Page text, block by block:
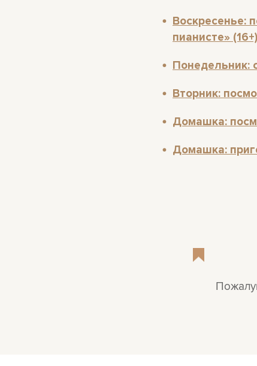
Воскресенье:
пианисте» (16+)
Понедельник:
Вторник:
Домашка:
Домашка: